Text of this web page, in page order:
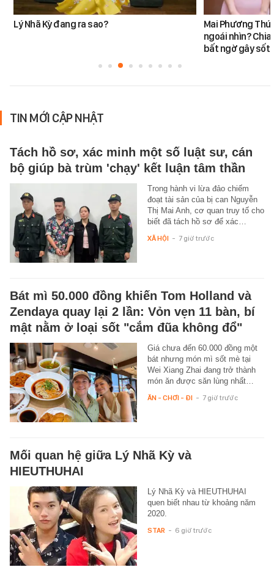
Lý Nhã Kỳ đang ra sao?
Mai Phương
ngoái nhìn?
bất ngờ gây sốt
TIN MỚI CẬP NHẬT
Tách hồ sơ, xác minh một số luật sư, cán
bộ giúp bà trùm 'chạy' kết luận tâm thần
Trong hành vi lừa đảo chiếm
đoạt tài sản của bị can Nguyễn
Thị Mai Anh, cơ quan truy tố cho
biết đã tách hồ sơ để xác…
XÃ HỘI - 7 giờ trước
Bát mì 50.000 đồng khiến Tom Holland và
Zendaya quay lại 2 lần: Vỏn vẹn 11 bàn, bí
mật nằm ở loại sốt "cắm đũa không đổ"
Giá chưa đến 60.000 đồng một
bát nhưng món mì sốt mè tại
Wei Xiang Zhai đang trở thành
món ăn được săn lùng nhất…
ĂN - CHƠI - ĐI - 7 giờ trước
Mối quan hệ giữa Lý Nhã Kỳ và
HIEUTHUHAI
Lý Nhã Kỳ và HIEUTHUHAI
quen biết nhau từ khoảng năm
2020.
STAR - 6 giờ trước